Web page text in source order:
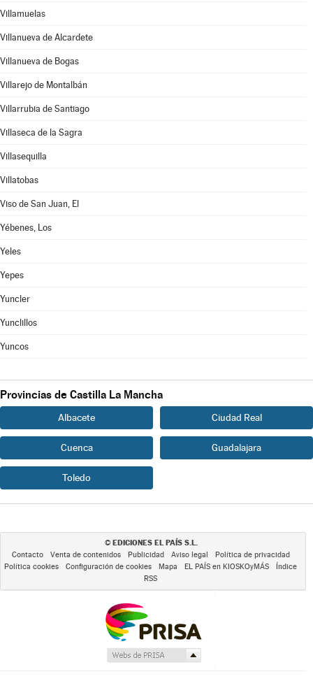
Villamuelas
Villanueva de Alcardete
Villanueva de Bogas
Villarejo de Montalbán
Villarrubia de Santiago
Villaseca de la Sagra
Villasequilla
Villatobas
Viso de San Juan, El
Yébenes, Los
Yeles
Yepes
Yuncler
Yunclillos
Yuncos
Provincias de Castilla La Mancha
Albacete Ciudad Real
Cuenca Guadalajara
Toledo
© EDICIONES EL PAÍS S.L.
Contacto Venta de contenidos Publicidad Aviso legal
Política de privacidad
Política cookies
Configuración de cookies Mapa EL PAÍS en KIOSKOyMÁS
Índice
RSS